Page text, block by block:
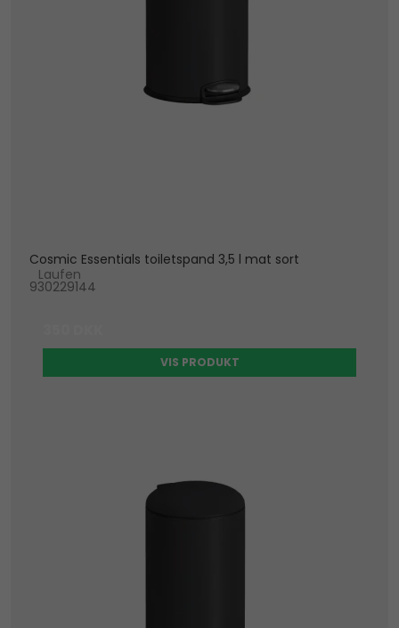
Cosmic Essentials toiletspand 3,5 l mat sort
Laufen
930229144
VIS PRODUKT